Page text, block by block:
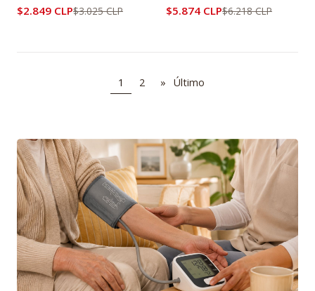
$2.849 CLP$3.025 CLP $5.874 CLP$6.218 CLP
1 2 » Último